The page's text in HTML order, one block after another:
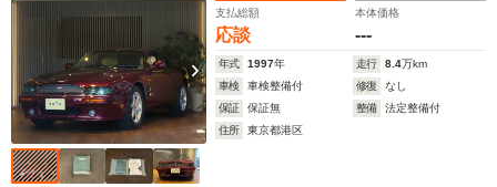
支払総額
応談
本体価格
---
年式 1997年 走行 8.4万km
車検
車検整備付 修復
なし
保証
保証無 整備
法定整備付
住所
東京都港区